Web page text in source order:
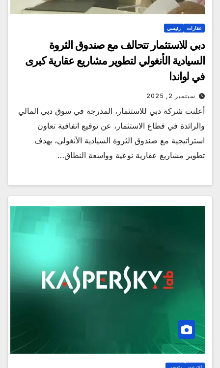
عقارات رئيسي
دبي للاستثمار تتحالف مع صندوق الثروة
السيادية الأنغولي لتطوير مشاريع عقارية كبرى
في لواندا
سبتمبر 2, 2025
أعلنت شركة دبي للاستثمار، المدرجة في سوق دبي المالي
والرائدة في قطاع الاستثمار، عن توقيع اتفاقية تعاون
استراتيجية مع صندوق الثروة السيادية الأنغولي، بهدف
تطوير مشاريع عقارية نوعية وواسعة النطاق…